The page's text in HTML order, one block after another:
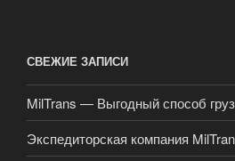
СВЕЖИЕ ЗАПИСИ
MilTrans — Выгодный способ
Экспедиторская компания